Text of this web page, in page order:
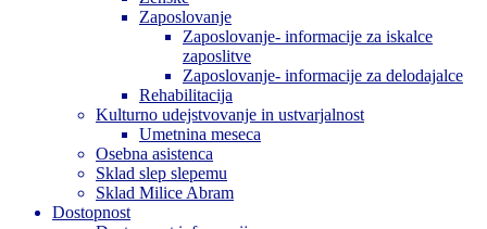
Zaposlovanje
Zaposlovanje- informacije za iskalce
zaposlitve
Zaposlovanje- informacije za delodajalce
Rehabilitacija
Kulturno udejstvovanje in ustvarjalnost
Umetnina meseca
Osebna asistenca
Sklad slep slepemu
Sklad Milice Abram
Dostopnost